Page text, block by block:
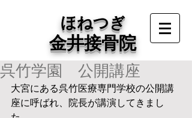
ほねつぎ
金井接骨院
呉竹学園 公開講座
大宮にある呉竹医療専門学校の公開講
座に呼ばれ、院長が講演してきまし